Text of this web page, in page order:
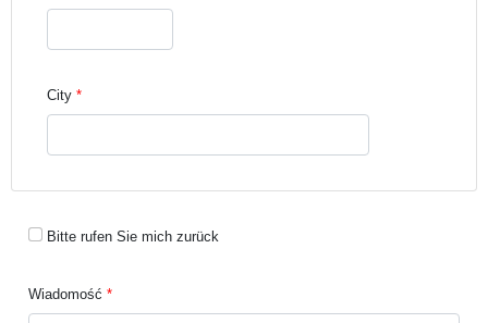
City
Bitte rufen Sie mich zurück
Wiadomość